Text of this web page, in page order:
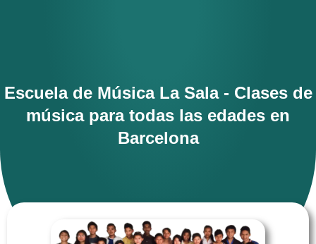
Escuela de Música La Sala - Clases de
música para todas las edades en
Barcelona